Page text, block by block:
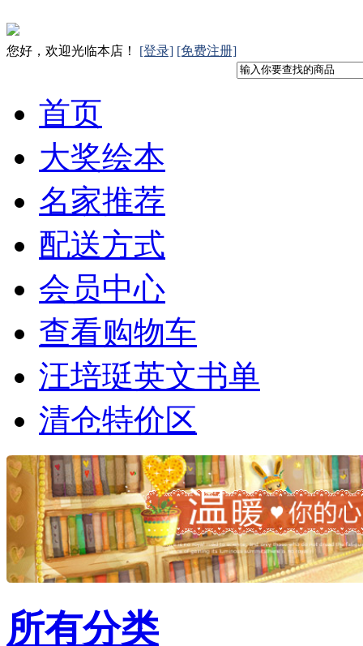
您好，欢迎光临本店！ [登录] [免费注册]
首页
大奖绘本
名家推荐
配送方式
会员中心
查看购物车
汪培珽英文书单
清仓特价区
所有分类